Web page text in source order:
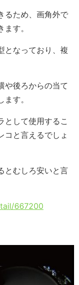
るため、画角外で
す。
となっており、複
や後ろからの当て
す。
として使用するこ
コと言えるでしょ
とむしろ安いと言
667200